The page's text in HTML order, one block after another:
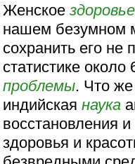
Женскоездоровье
нашем безумном
сохранить его не
статистике
проблемы. Что
индийскаянаука
восстановления
здоровья и